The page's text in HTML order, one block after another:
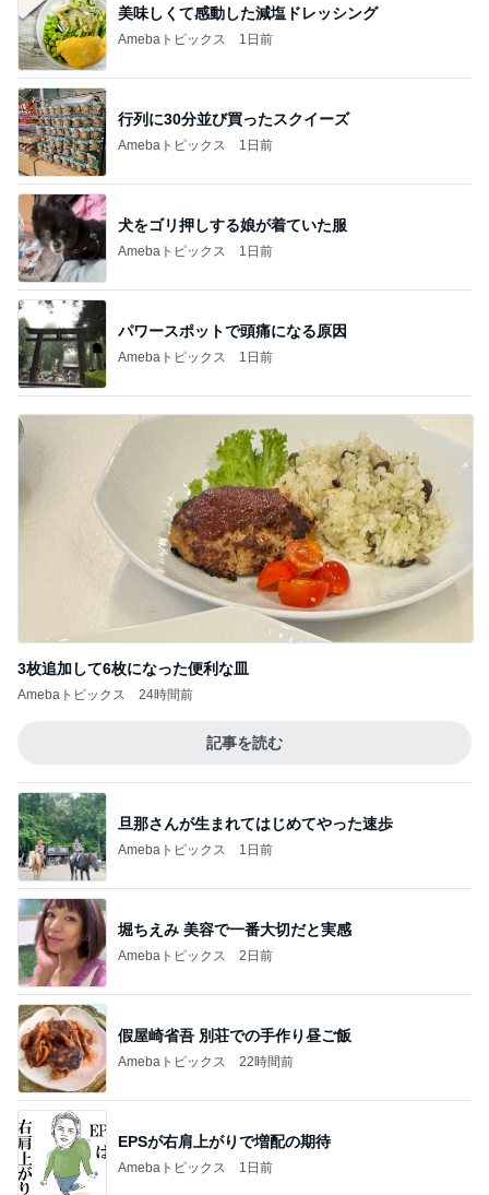
美味しくて感動した減塩ドレッシング
Amebaトピックス 1日前
行列に30分並び買ったスクイーズ
Amebaトピックス 1日前
犬をゴリ押しする娘が着ていた服
Amebaトピックス 1日前
パワースポットで頭痛になる原因
Amebaトピックス 1日前
3枚追加して6枚になった便利な皿
Amebaトピックス 24時間前
記事を読む
旦那さんが生まれてはじめてやった速歩
Amebaトピックス 1日前
堀ちえみ 美容で一番大切だと実感
Amebaトピックス 2日前
假屋崎省吾 別荘での手作り昼ご飯
Amebaトピックス 22時間前
EPSが右肩上がりで増配の期待
Amebaトピックス 1日前